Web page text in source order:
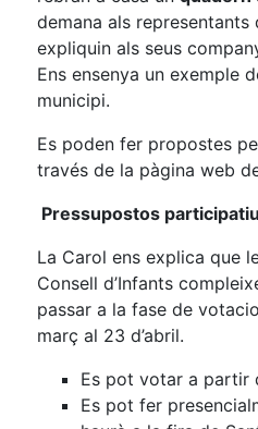
demana als representants
expliquin als seus
Ens ensenya un exemple
municipi.
Es poden fer propostes
través de la pàgina web
Pressupostos
La Carol ens explica que
Consell d’Infants
passar a la fase de
març al 23 d’abril.
Es pot votar a partir
Es pot fer